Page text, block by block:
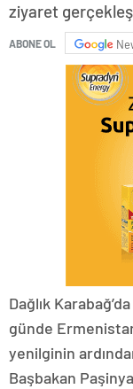
ziyaret
ABONE OL
Dağlık
günde
yenilginin
Başbakan